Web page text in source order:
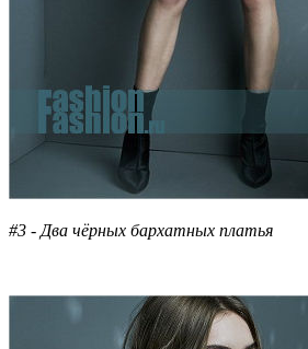
#3 - Два чёрных бархатных платья